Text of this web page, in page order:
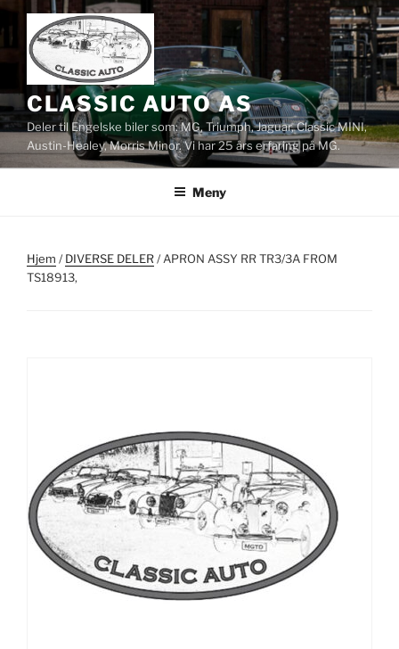
Gå
til
innhold
CLASSIC AUTO AS
Deler til Engelske biler som: MG, Triumph, Jaguar, Classic MINI,
Austin-Healey, Morris Minor. Vi har 25 års erfaring på MG.
Meny
Hjem /DIVERSE DELER/ APRON ASSY RR TR3/3A FROM
TS18913,